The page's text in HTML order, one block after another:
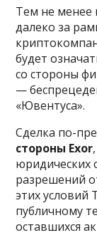
Тем не менее
далеко за
будет
со стороны
—
«Ювентуса».
Сделка по-
стороны Exor
юридических
разрешений
этих условий
публичному
оставшихся